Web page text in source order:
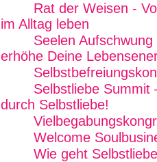
Rat der Weisen -
im Alltag leben
Seelen
erhöhe Deine
Selbstliebe Summit
durch Selbstliebe!
Welcome
Wie geht